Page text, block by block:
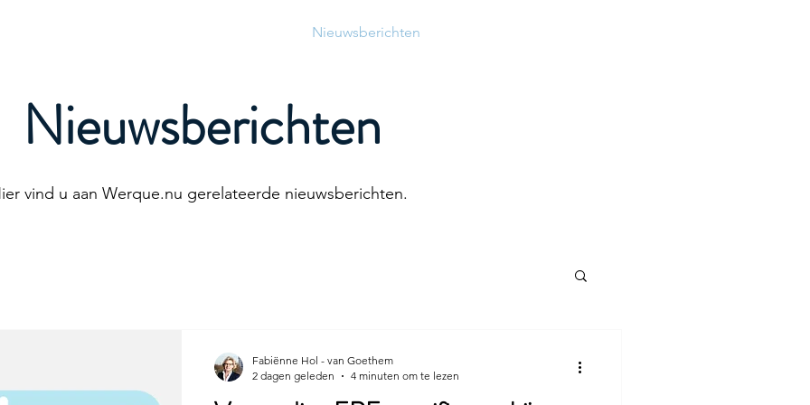
Nieuwsberichten
Nieuwsberichten
vind u aan Werque.nu gerelateerde nieuwsberichten.
Fabiënne Hol - van Goethem
2 dagen geleden
4 minuten om te lezen